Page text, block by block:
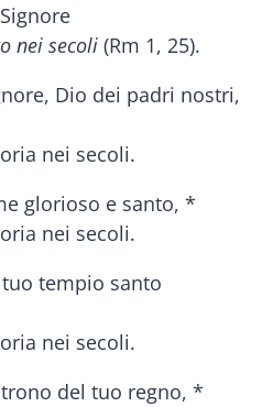
nei secoli (Rm 1, 25).
Dio dei padri nostri,
nei secoli.
glorioso e santo, *
nei secoli.
tempio santo
nei secoli.
del tuo regno, *